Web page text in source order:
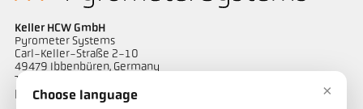
Keller HCW GmbH
Pyrometer Systems
Carl-Keller-Straße 2-10
49479 Ibbenbüren, Germany
Telefon +49 (0) 5451 850
ps@keller.de
×
Choose language